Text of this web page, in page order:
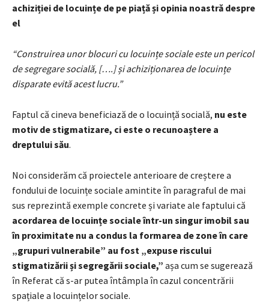
achiziției de locuințe de pe piață și opinia noastră despre
el
“Construirea unor blocuri cu locuințe sociale este un pericol
de segregare socială, [….] și achiziționarea de locuințe
disparate evită acest lucru.”
Faptul că cineva beneficiază de o locuință socială, nu este
motiv de stigmatizare, ci este o recunoaștere a
dreptului său.
Noi considerăm că proiectele anterioare de creștere a
fondului de locuințe sociale amintite în paragraful de mai
sus reprezintă exemple concrete și variate ale faptului că
acordarea de locuințe sociale într-un singur imobil sau
în proximitate nu a condus la formarea de zone în care
„grupuri vulnerabile” au fost „expuse riscului
stigmatizării și segregării sociale,” așa cum se sugerează
în Referat că s-ar putea întâmpla în cazul concentrării
spațiale a locuințelor sociale.